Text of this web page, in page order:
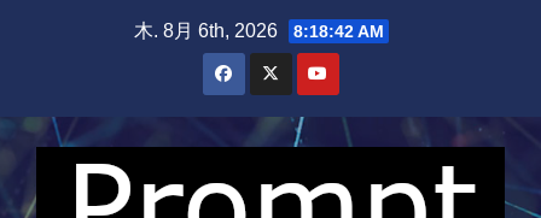
木. 8月 6th, 2026 8:18:43 AM